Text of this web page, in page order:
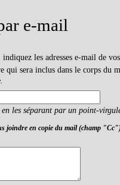
e-mail
indiquez les adresses e-mail de
sera inclus dans le corps du
en les séparant par un point-
joindre en copie du mail (champ